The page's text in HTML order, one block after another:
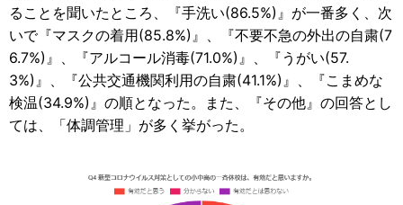
ることを聞いたところ、『手洗い(86.5%)』が一番多く、次
いで『マスクの着用(85.8%)』、『不要不急の外出の自粛(7
6.7%)』、『アルコール消毒(71.0%)』、『うがい(57.
3%)』、『公共交通機関利用の自粛(41.1%)』、『こまめな
検温(34.9%)』の順となった。また、『その他』の回答とし
ては、「体調管理」が多く挙がった。